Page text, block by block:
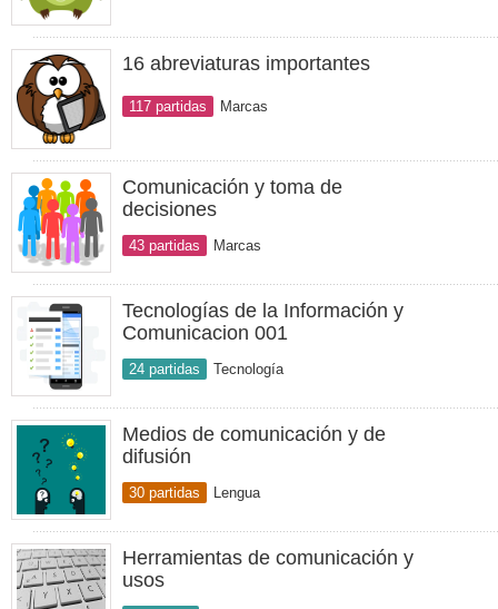
16 abreviaturas importantes
117 partidas Marcas
Comunicación y toma de
decisiones
43 partidas Marcas
Tecnologías de la Información y
Comunicacion 001
24 partidas Tecnología
Medios de comunicación y de
difusión
30 partidas Lengua
Herramientas de comunicación y
usos